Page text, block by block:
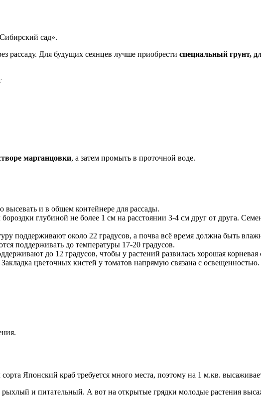
сад».
рассаду. Для будущих сеянцев лучше приобрести специальный грунт,
марганцовки, а затем промыть в проточной воде.
и в общем контейнере для рассады.
глубиной не более 1 см на расстоянии 3-4 см друг от друга.
поддерживают около 22 градусов, а почва всё время должна быть
поддерживать до температуры 17-20 градусов.
до 12 градусов, чтобы у растений развилась хорошая
цветочных кистей у томатов напрямую связана с
сорта Японский краб требуется много места, поэтому на 1 м.кв.
и питательный. А вот на открытые грядки молодые растения